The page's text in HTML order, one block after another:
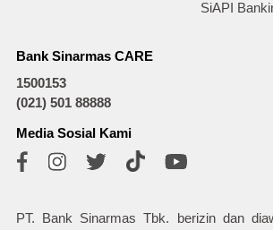
SiAPI
Bank Sinarmas CARE
1500153
(021) 501 88888
Media Sosial Kami
PT. Bank Sinarmas Tbk. berizin dan